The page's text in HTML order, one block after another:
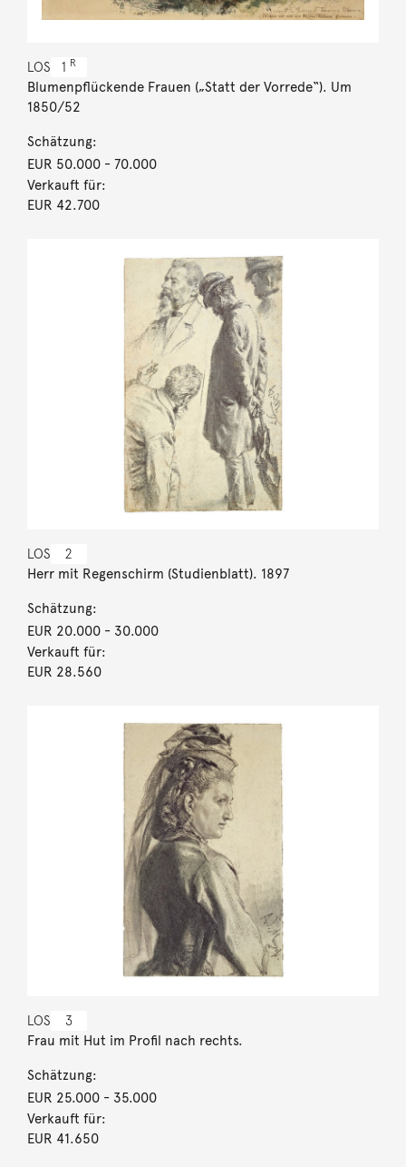
LOS 1 R
Blumenpflückende Frauen („Statt der Vorrede“). Um
1850/52
Schätzung:
EUR 50.000- 70.000
Verkauft für:
EUR 42.700
LOS 2
Herr mit Regenschirm (Studienblatt). 1897
Schätzung:
EUR 20.000- 30.000
Verkauft für:
EUR 28.560
LOS 3
Frau mit Hut im Profil nach rechts.
Schätzung:
EUR 25.000- 35.000
Verkauft für:
EUR 41.650